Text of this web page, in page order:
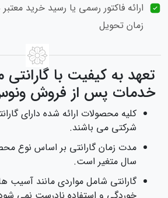
ارائه فاکتور رسمی یا رسید خرید
زمان تحویل
تعهد به کیفیت با گارانتی
خدمات پس از فروش
کلیه محصولات ارائه شده دارای
شرکتی می‌ باشند.
سال متغیر است.
گارانتی شامل مواردی مانند آسیب‌